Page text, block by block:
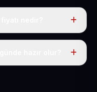
+ KDV. Bu bedele alan